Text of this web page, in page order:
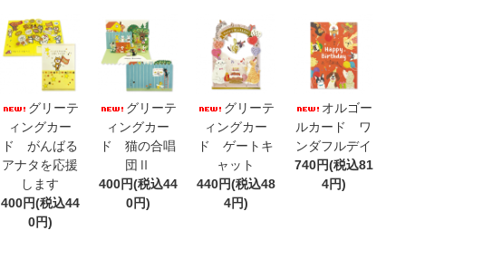
グリーテ
ィングカー
ド がんばる
アナタを応援
します
400円(税込44
0円)
グリーテ
ィングカー
ド 猫の合唱
団Ⅱ
400円(税込44
0円)
グリーテ
ィングカー
ド ゲートキ
ャット
440円(税込48
4円)
オルゴー
ルカード ワ
ンダフルデイ
740円(税込81
4円)